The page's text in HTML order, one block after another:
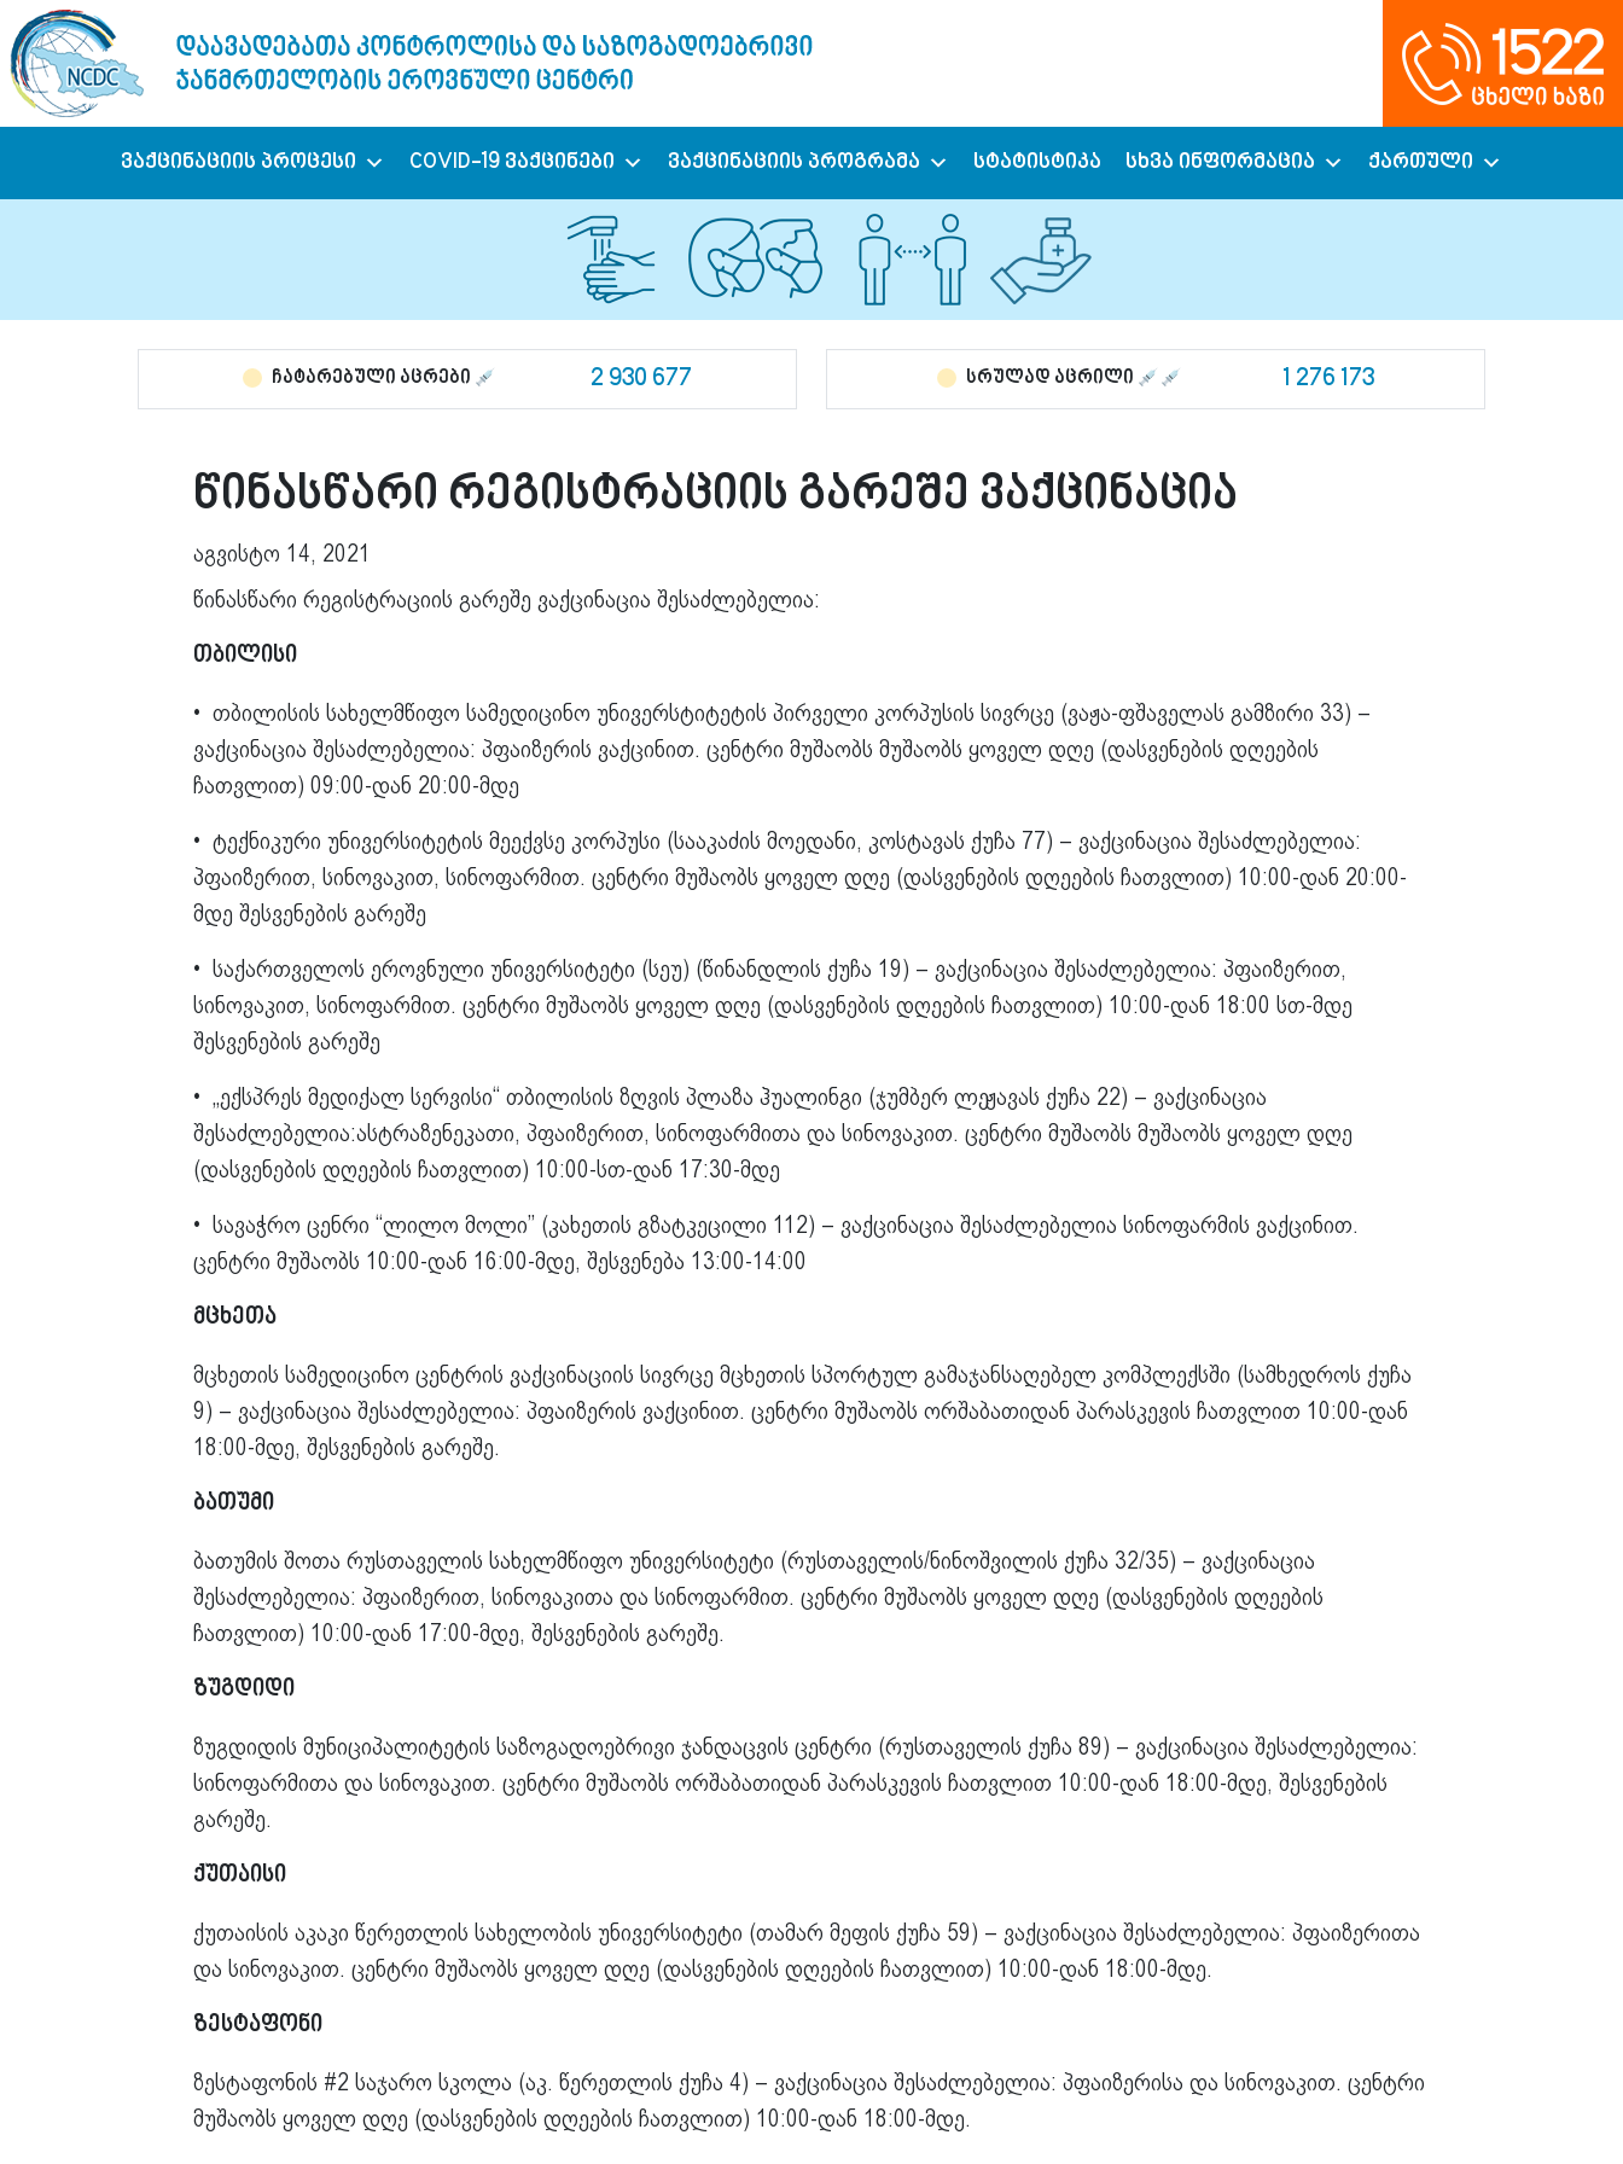
ვაქცინაციის პროცესი COVID-19 ვაქცინები ვაქცინაციის პროგრამა სტატისტიკა სხვა ინფორმაცია ქართული
ჩატარებული აცრები 2 930 677 სრულად აცრილი 1 276 173
წინასწარი რეგისტრაციის გარეშე ვაქცინაცია
აგვისტო 14, 2021
წინასწარი რეგისტრაციის გარეშე ვაქცინაცია შესაძლებელია:
თბილისი
• თბილისის სახელმწიფო სამედიცინო უნივერსტიტეტის პირველი კორპუსის სივრცე (ვაჟა-ფშაველას გამზირი 33) –
ვაქცინაცია შესაძლებელია: პფაიზერის ვაქცინით. ცენტრი მუშაობს მუშაობს ყოველ დღე (დასვენების დღეების
ჩათვლით) 09:00-დან 20:00-მდე
• ტექნიკური უნივერსიტეტის მეექვსე კორპუსი (სააკაძის მოედანი, კოსტავას ქუჩა 77) – ვაქცინაცია შესაძლებელია:
პფაიზერით, სინოვაკით, სინოფარმით. ცენტრი მუშაობს ყოველ დღე (დასვენების დღეების ჩათვლით) 10:00-დან 20:00-
მდე შესვენების გარეშე
• საქართველოს ეროვნული უნივერსიტეტი (სეუ) (წინანდლის ქუჩა 19) – ვაქცინაცია შესაძლებელია: პფაიზერით,
სინოვაკით, სინოფარმით. ცენტრი მუშაობს ყოველ დღე (დასვენების დღეების ჩათვლით) 10:00-დან 18:00 სთ-მდე
შესვენების გარეშე
• „ექსპრეს მედიქალ სერვისი“ თბილისის ზღვის პლაზა ჰუალინგი (ჯუმბერ ლეჟავას ქუჩა 22) – ვაქცინაცია
შესაძლებელია:ასტრაზენეკათი, პფაიზერით, სინოფარმითა და სინოვაკით. ცენტრი მუშაობს მუშაობს ყოველ დღე
(დასვენების დღეების ჩათვლით) 10:00-სთ-დან 17:30-მდე
• სავაჭრო ცენრი “ლილო მოლი” (კახეთის გზატკეცილი 112) – ვაქცინაცია შესაძლებელია სინოფარმის ვაქცინით.
ცენტრი მუშაობს 10:00-დან 16:00-მდე, შესვენება 13:00-14:00
მცხეთა
მცხეთის სამედიცინო ცენტრის ვაქცინაციის სივრცე მცხეთის სპორტულ გამაჯანსაღებელ კომპლექსში (სამხედროს ქუჩა
9) – ვაქცინაცია შესაძლებელია: პფაიზერის ვაქცინით. ცენტრი მუშაობს ორშაბათიდან პარასკევის ჩათვლით 10:00-დან
18:00-მდე, შესვენების გარეშე.
ბათუმი
ბათუმის შოთა რუსთაველის სახელმწიფო უნივერსიტეტი (რუსთაველის/ნინოშვილის ქუჩა 32/35) – ვაქცინაცია
შესაძლებელია: პფაიზერით, სინოვაკითა და სინოფარმით. ცენტრი მუშაობს ყოველ დღე (დასვენების დღეების
ჩათვლით) 10:00-დან 17:00-მდე, შესვენების გარეშე.
ზუგდიდი
ზუგდიდის მუნიციპალიტეტის საზოგადოებრივი ჯანდაცვის ცენტრი (რუსთაველის ქუჩა 89) – ვაქცინაცია შესაძლებელია:
სინოფარმითა და სინოვაკით. ცენტრი მუშაობს ორშაბათიდან პარასკევის ჩათვლით 10:00-დან 18:00-მდე, შესვენების
გარეშე.
ქუთაისი
ქუთაისის აკაკი წერეთლის სახელობის უნივერსიტეტი (თამარ მეფის ქუჩა 59) – ვაქცინაცია შესაძლებელია: პფაიზერითა
და სინოვაკით. ცენტრი მუშაობს ყოველ დღე (დასვენების დღეების ჩათვლით) 10:00-დან 18:00-მდე.
ზესტაფონი
ზესტაფონის #2 საჯარო სკოლა (აკ. წერეთლის ქუჩა 4) – ვაქცინაცია შესაძლებელია: პფაიზერისა და სინოვაკით. ცენტრი
მუშაობს ყოველ დღე (დასვენების დღეების ჩათვლით) 10:00-დან 18:00-მდე.